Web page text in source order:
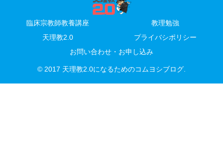
臨床宗教師教養講座
教理勉強
天理教2.0
プライバシポリシー
お問い合わせ・お申し込み
© 2017 天理教2.0になるためのコムヨシブログ.